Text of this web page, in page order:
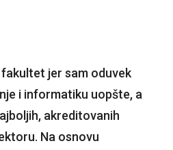
jer sam oduvek
i informatiku uopšte, a
akreditovanih
Na osnovu